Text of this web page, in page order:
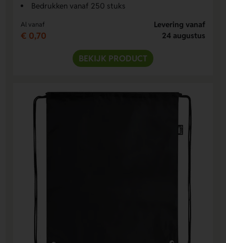
Bedrukken vanaf 250 stuks
Al vanaf
€ 0,70
Levering vanaf
24 augustus
BEKIJK PRODUCT